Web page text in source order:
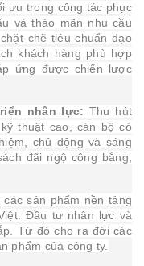
ưu trong công tác phục
và thảo mãn nhu cầu
chẽ tiêu chuẩn đạo
khách hàng phù hợp
ứng được chiến lược
nhân lực: Thu hút
thuật cao, cán bộ có
chủ động và sáng
đãi ngộ công bằng,
các sản phẩm nền tảng
Đầu tư nhân lực và
Từ đó cho ra đời các
phẩm của công ty.